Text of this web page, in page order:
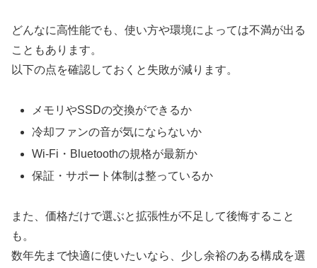
どんなに高性能でも、使い方や環境によっては不満が出る
こともあります。
以下の点を確認しておくと失敗が減ります。
メモリやSSDの交換ができるか
冷却ファンの音が気にならないか
Wi-Fi・Bluetoothの規格が最新か
保証・サポート体制は整っているか
また、価格だけで選ぶと拡張性が不足して後悔すること
も。
数年先まで快適に使いたいなら、少し余裕のある構成を選